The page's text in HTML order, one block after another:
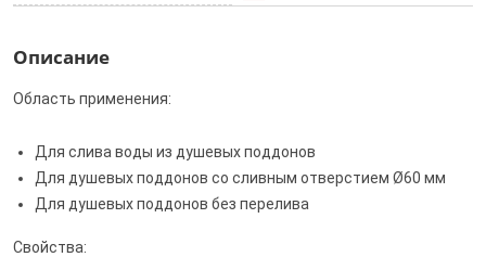
Описание
Область применения:
Для слива воды из душевых поддонов
Для душевых поддонов со сливным отверстием Ø60 мм
Для душевых поддонов без перелива
Свойства: